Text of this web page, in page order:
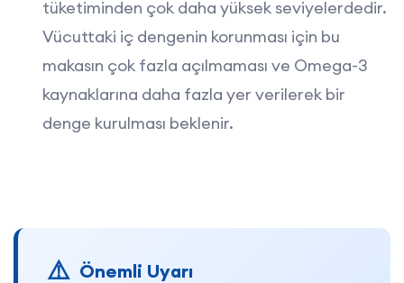
tüketiminden çok daha yüksek seviyelerdedir.
Vücuttaki iç dengenin korunması için bu
makasın çok fazla açılmaması ve Omega-3
kaynaklarına daha fazla yer verilerek bir
denge kurulması beklenir.
Önemli Uyarı